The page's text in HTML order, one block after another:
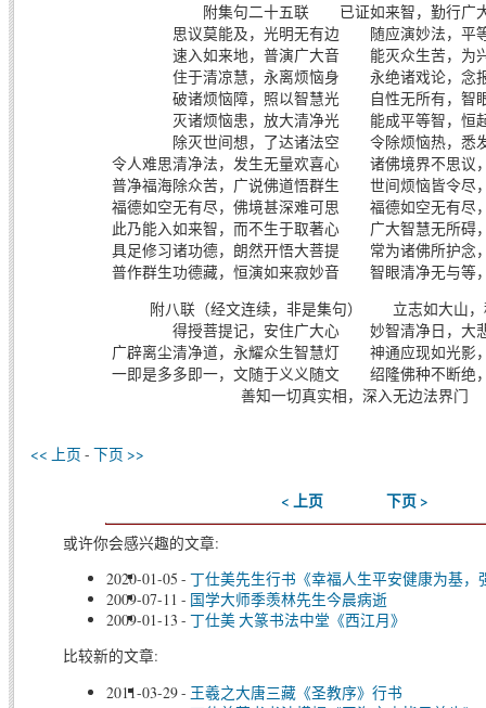
附集句二十五联 已证如来智，勤行广
思议莫能及，光明无有边 随应演妙法，平
速入如来地，普演广大音 能灭众生苦，为
住于清凉慧，永离烦恼身 永绝诸戏论，念
破诸烦恼障，照以智慧光 自性无所有，智
灭诸烦恼患，放大清净光 能成平等智，恒
除灭世间想，了达诸法空 令除烦恼热，悉
令人难思清净法，发生无量欢喜心 诸佛境界不思议
普净福海除众苦，广说佛道悟群生 世间烦恼皆令尽
福德如空无有尽，佛境甚深难可思 福德如空无有尽
此乃能入如来智，而不生于取著心 广大智慧无所碍
具足修习诸功德，朗然开悟大菩提 常为诸佛所护念
普作群生功德藏，恒演如来寂妙音 智眼清净无与等
附八联（经文连续，非是集句） 立志如大山，
得授菩提记，安住广大心 妙智清净日，大
广辟离尘清净道，永耀众生智慧灯 神通应现如光影
一即是多多即一，文随于义义随文 绍隆佛种不断绝
善知一切真实相，深入无边法界门
<< 上页 - 下页 >>
< 上页 下页 >
或许你会感兴趣的文章:
2020-01-05 - 丁仕美先生行书《幸福人生平安健康为基，
2009-07-11 - 国学大师季羡林先生今晨病逝
2009-01-13 - 丁仕美 大篆书法中堂《西江月》
比较新的文章:
2011-03-29- 王羲之大唐三藏《圣教序》行书